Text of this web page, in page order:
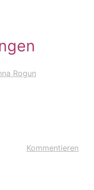
Rogun
Kommentieren